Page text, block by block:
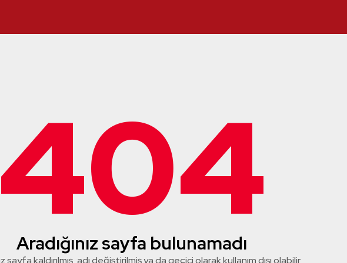
Aradığınız sayfa bulunamadı
sayfa kaldırılmış, adı değiştirilmiş ya da geçici olarak kullanım dışı olabilir